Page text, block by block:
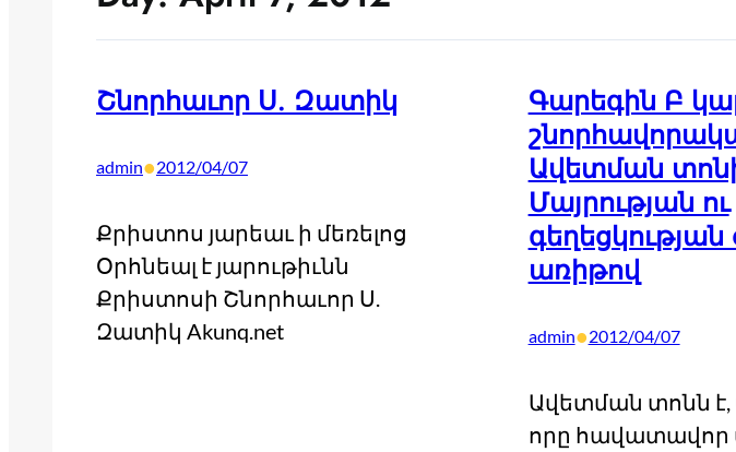
Շնորհաւոր Ս. Զատիկ
admin•2012/04/07
Քրիստոս յարեաւ ի մեռելոց
Օրհնեալ է յարութիւնն
Քրիստոսի Շնորհաւոր Ս.
Զատիկ Akunq.net
Գարեգին Բ
Ավետման
Մայրության ու
առիթով
admin•2012/04/07
Ավետման տոնն է,
որը հավատավոր